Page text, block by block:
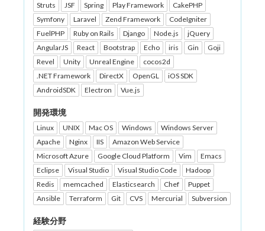
Struts JSF Spring Play Framework
CakePHP
Symfony
Laravel Zend Framework
CodeIgniter
FuelPHP
Ruby on Rails Django Node.js
jQuery
AngularJS
React Bootstrap Echo iris Gin
Goji
Revel
Unity Unreal Engine
cocos2d
.NET Framework
DirectX OpenGL
iOS SDK
AndroidSDK
Electron Vue.js
開発環境
Linux UNIX Mac OS Windows
Windows Server
Apache
Nginx IIS
Amazon Web Service
Microsoft Azure
Google Cloud Platform Vim
Emacs
Eclipse
Visual Studio Visual Studio Code
Hadoop
Redis
memcached Elasticsearch Chef
Puppet
Ansible
Terraform Git CVS Mercurial Subversion
経験分野